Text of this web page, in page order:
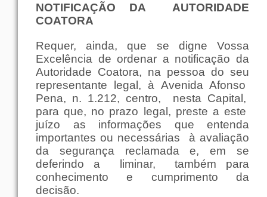
NOTIFICAÇÃO DA
AUTORIDADE
COATORA
Requer, ainda,que se digneVossa
Excelência deordenar a notificação da
Autoridade Coatora, na pessoa do seu
representante legal, à Avenida Afonso
Pena, n. 1.212, centro, nesta Capital,
para que, no prazo legal, preste aeste
juízo as informações que entenda
importantes ou necessárias
à avaliação
da segurança reclamada e,em se
deferindo a
liminar, também
para
conhecimento e cumprimento da
decisão.